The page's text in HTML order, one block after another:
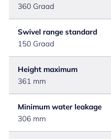
360 Graad
Swivel range standard
150 Graad
Height maximum
361 mm
Minimum water leakage
306 mm